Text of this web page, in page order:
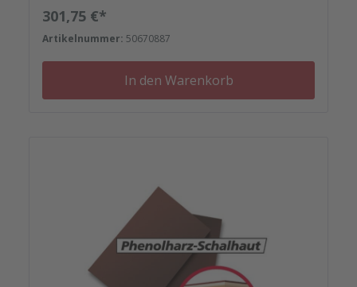
Nieten, Schrauben, Kunststoffeinsätzen bis zu
Reparaturplättchen.Diese Schalhaut
besteht aufgrund ihrer Größe aus einer zweigeteilten
Platte mit V-Nut.
Regulärer Preis:
301,75 €*
Artikelnummer: 50670887
In den Warenkorb